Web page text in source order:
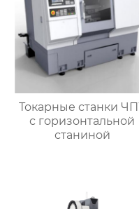
Токарные станки
с горизонтальной
станиной